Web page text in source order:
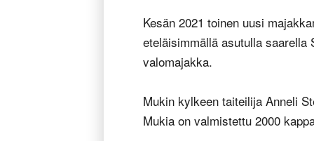
Kesän 2021 toinen uusi
eteläisimmällä asutulla saarella
valomajakka.
Mukin kylkeen taiteilija Anneli
Mukia on valmistettu 2000